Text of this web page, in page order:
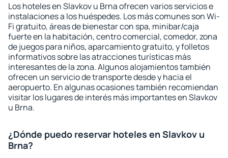
Los hoteles en Slavkov u Brna ofrecen varios servicios e
instalaciones a los huéspedes. Los más comunes son Wi-
Fi gratuito, áreas de bienestar con spa, minibar/caja
fuerte en la habitación, centro comercial, comedor, zona
de juegos para niños, aparcamiento gratuito, y folletos
informativos sobre las atracciones turísticas más
interesantes de la zona. Algunos alojamientos también
ofrecen un servicio de transporte desde y hacia el
aeropuerto. En algunas ocasiones también recomiendan
visitar los lugares de interés más importantes en Slavkov
u Brna.
¿Dónde puedo reservar hoteles en Slavkov u
Brna?